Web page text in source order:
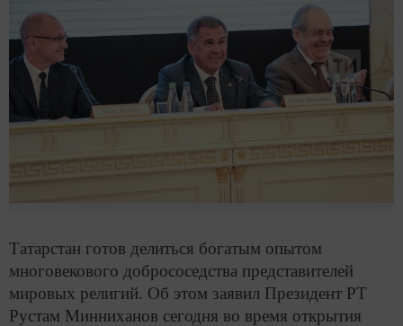
Татарстан готов делиться богатым опытом
многовекового добрососедства представителей
мировых религий. Об этом заявил Президент РТ
Рустам Минниханов сегодня во время открытия